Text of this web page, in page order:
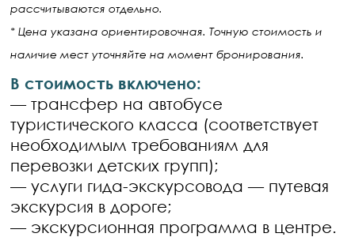
рассчитываются отдельно.
* Цена указана ориентировочная. Точную стоимость и
наличие мест уточняйте на момент бронирования.
В стоимость включено:
— трансфер на автобусе
туристического класса (соответствует
необходимым требованиям для
перевозки детских групп);
— услуги гида-экскурсовода — путевая
экскурсия в дороге;
— экскурсионная программа в центре.